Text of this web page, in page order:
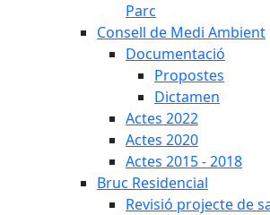
Parc
Consell de Medi Ambient
Documentació
Propostes
Dictamen
Actes 2022
Actes 2020
Actes 2015 - 2018
Bruc Residencial
Revisió projecte de